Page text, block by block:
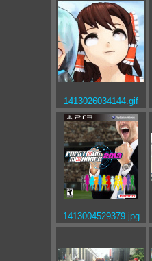
1413026034144.gif
1413004529379.jpg